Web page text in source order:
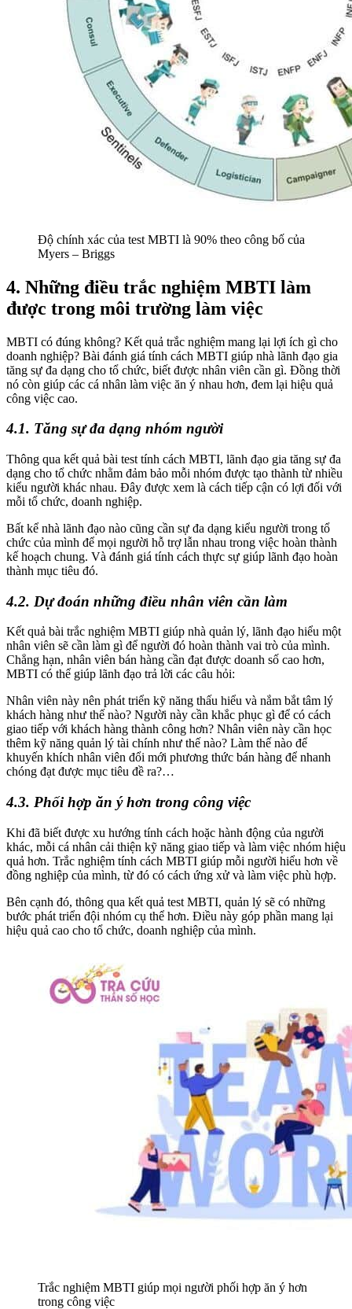
Độ chính xác của test MBTI là 90% theo công bố của
Myers – Briggs
4. Những điều trắc nghiệm MBTI làm
được trong môi trường làm việc
MBTI có đúng không? Kết quả trắc nghiệm mang lại lợi ích gì cho
doanh nghiệp? Bài đánh giá tính cách MBTI giúp nhà lãnh đạo gia
tăng sự đa dạng cho tổ chức, biết được nhân viên cần gì. Đồng thời
nó còn giúp các cá nhân làm việc ăn ý nhau hơn, đem lại hiệu quả
công việc cao.
4.1. Tăng sự đa dạng nhóm người
Thông qua kết quả bài test tính cách MBTI, lãnh đạo gia tăng sự đa
dạng cho tổ chức nhằm đảm bảo mỗi nhóm được tạo thành từ nhiều
kiểu người khác nhau. Đây được xem là cách tiếp cận có lợi đối với
mỗi tổ chức, doanh nghiệp.
Bất kể nhà lãnh đạo nào cũng cần sự đa dạng kiểu người trong tổ
chức của mình để mọi người hỗ trợ lẫn nhau trong việc hoàn thành
kế hoạch chung. Và đánh giá tính cách thực sự giúp lãnh đạo hoàn
thành mục tiêu đó.
4.2. Dự đoán những điều nhân viên cần làm
Kết quả bài trắc nghiệm MBTI giúp nhà quản lý, lãnh đạo hiểu một
nhân viên sẽ cần làm gì để người đó hoàn thành vai trò của mình.
Chẳng hạn, nhân viên bán hàng cần đạt được doanh số cao hơn,
MBTI có thể giúp lãnh đạo trả lời các câu hỏi:
Nhân viên này nên phát triển kỹ năng thấu hiểu và nắm bắt tâm lý
khách hàng như thế nào? Người này cần khắc phục gì để có cách
giao tiếp với khách hàng thành công hơn? Nhân viên này cần học
thêm kỹ năng quản lý tài chính như thế nào? Làm thế nào để
khuyến khích nhân viên đổi mới phương thức bán hàng để nhanh
chóng đạt được mục tiêu đề ra?…
4.3. Phối hợp ăn ý hơn trong công việc
Khi đã biết được xu hướng tính cách hoặc hành động của người
khác, mỗi cá nhân cải thiện kỹ năng giao tiếp và làm việc nhóm hiệu
quả hơn. Trắc nghiệm tính cách MBTI giúp mỗi người hiểu hơn về
đồng nghiệp của mình, từ đó có cách ứng xử và làm việc phù hợp.
Bên cạnh đó, thông qua kết quả test MBTI, quản lý sẽ có những
bước phát triển đội nhóm cụ thể hơn. Điều này góp phần mang lại
hiệu quả cao cho tổ chức, doanh nghiệp của mình.
Trắc nghiệm MBTI giúp mọi người phối hợp ăn ý hơn
trong công việc